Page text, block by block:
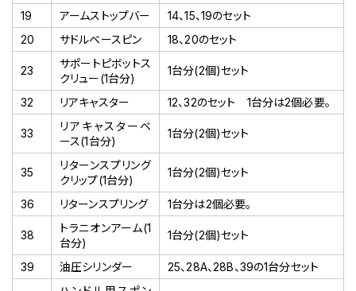
19 アームストップバー
14、15、19のセット
20
サドルベースピン 18、20のセット
23
サポートピボットス
クリュー(1台分)
1台分(2個)セット
32 リアキャスター 12、32のセット 1台分は2個必要。
33
リアキャスターベ
ース(1台分)
1台分(2個)セット
35
リターンスプリング
クリップ(1台分)
1台分(2個)セット
36 リターンスプリング 1台分は2個必要。
38
トラニオンアーム(1
台分)
1台分(2個)セット
39 油圧シリンダー
25、28A、28B、39の1台分セット